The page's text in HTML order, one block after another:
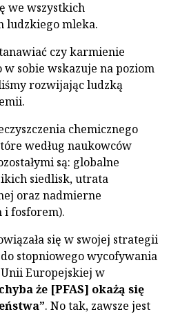
we wszystkich
ludzkiego mleka.
czy karmienie
sobie wskazuje na poziom
rozwijając ludzką
chemicznego
według naukowców
są: globalne
siedlisk, utrata
oraz nadmierne
i fosforem).
się w swojej strategii
stopniowego wycofywania
Unii Europejskiej w
że [PFAS] okażą się
. No tak, zawsze jest